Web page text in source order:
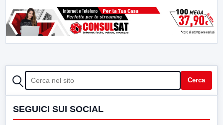
CERCA Cerca
SEGUICI SUI SOCIAL